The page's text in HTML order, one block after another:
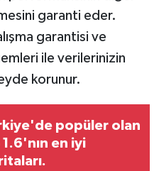
garanti eder.
garantisi ve
ile verilerinizin
korunur.
popüler olan
1.6'nın en iyi